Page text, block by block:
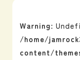
Warning:
/home/
content/